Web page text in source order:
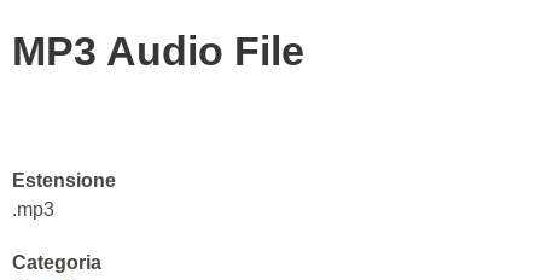
MP3 Audio File
Estensione
.mp3
Categoria